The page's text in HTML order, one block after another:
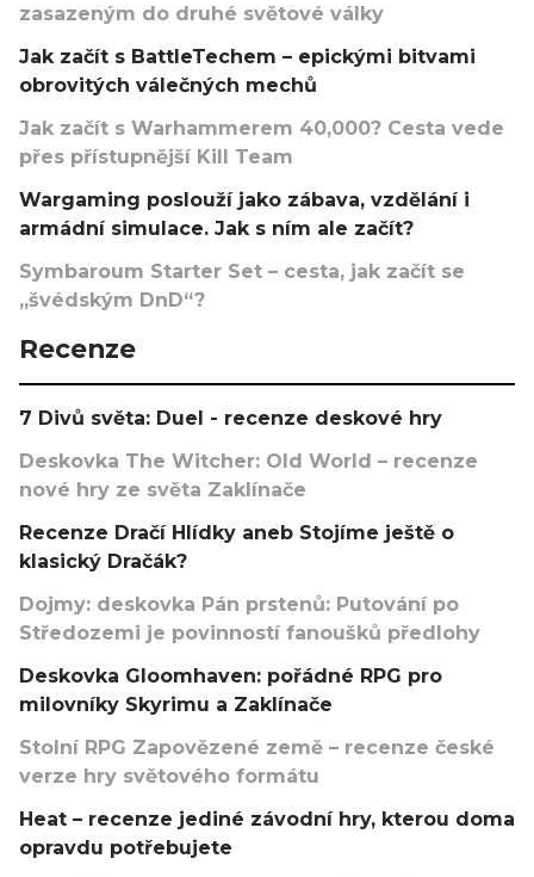
zasazeným do druhé světové války
Jak začít s BattleTechem – epickými bitvami
obrovitých válečných mechů
Jak začít s Warhammerem 40,000? Cesta vede
přes přístupnější Kill Team
Wargaming poslouží jako zábava, vzdělání i
armádní simulace. Jak s ním ale začít?
Symbaroum Starter Set – cesta, jak začít se
„švédským DnD“?
Recenze
7 Divů světa: Duel - recenze deskové hry
Deskovka The Witcher: Old World – recenze
nové hry ze světa Zaklínače
Recenze Dračí Hlídky aneb Stojíme ještě o
klasický Dračák?
Dojmy: deskovka Pán prstenů: Putování po
Středozemi je povinností fanoušků předlohy
Deskovka Gloomhaven: pořádné RPG pro
milovníky Skyrimu a Zaklínače
Stolní RPG Zapovězené země – recenze české
verze hry světového formátu
Heat – recenze jediné závodní hry, kterou doma
opravdu potřebujete